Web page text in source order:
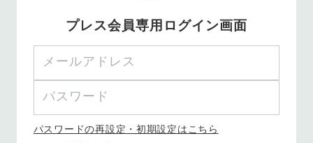
プレス会員専用ログイン画面
パスワードの再設定・初期設定はこちら